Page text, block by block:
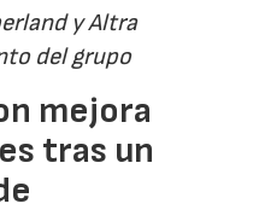
y Altra
del grupo
mejora
tras un